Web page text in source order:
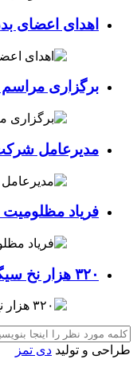
اهدای اعضای
برگزاری
مدیرعامل
فریاد
۳۲۰ هزار نخ سیگار قاچاق در لامرد کشف شد
طراحی و تولید دی تمز